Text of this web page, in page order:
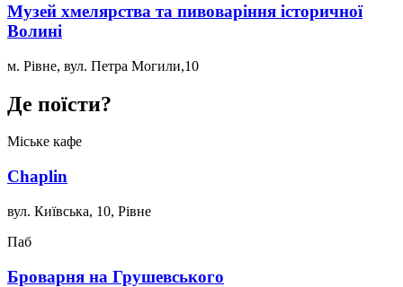
Музей хмелярства та пивоваріння історичної
Волині
м. Рівне, вул. Петра Могили,10
Де поїсти?
Міське кафе
Chaplin
вул. Київська, 10, Рівне
Паб
Броварня на Грушевського